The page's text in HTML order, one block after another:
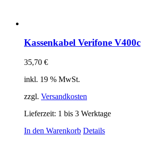
Kassenkabel Verifone V400c
35,70 €
inkl. 19 % MwSt.
zzgl. Versandkosten
Lieferzeit: 1 bis 3 Werktage
In den Warenkorb Details